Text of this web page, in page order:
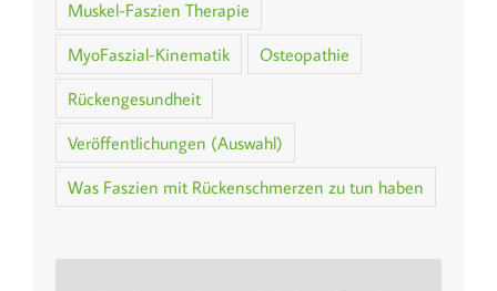
Muskel-Faszien Therapie
MyoFaszial-Kinematik
Osteopathie
Rückengesundheit
Veröffentlichungen (Auswahl)
Was Faszien mit Rückenschmerzen zu tun haben